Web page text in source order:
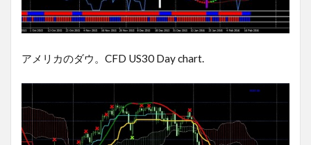
アメリカのダウ。CFD US30 Day chart.